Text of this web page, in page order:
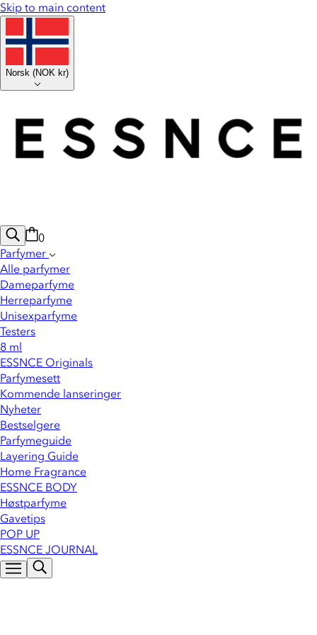
Skip to main content
Norsk (NOK kr)
0
Parfymer
Alle parfymer
Dameparfyme
Herreparfyme
Unisexparfyme
Testers
8 ml
ESSNCE Originals
Parfymesett
Kommende lanseringer
Nyheter
Bestselgere
Parfymeguide
Layering Guide
Home Fragrance
ESSNCE BODY
Høstparfyme
Gavetips
POP UP
ESSNCE JOURNAL